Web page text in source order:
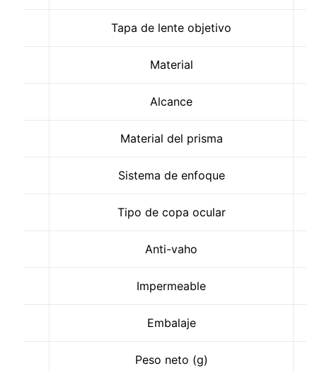
Tapa de lente objetivo
Material
Alcance
Material del prisma
Sistema de enfoque
Tipo de copa ocular
Anti-vaho
Impermeable
Embalaje
Peso neto (g)